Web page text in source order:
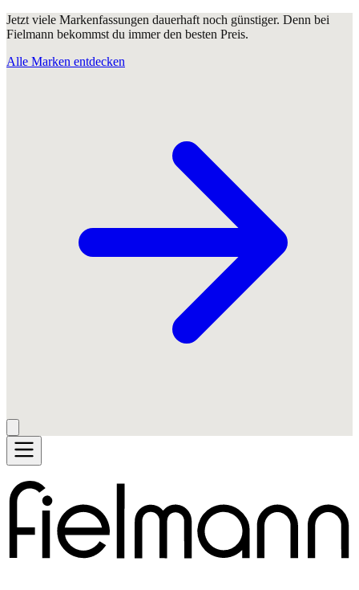
Jetzt viele Markenfassungen dauerhaft noch günstiger. Denn bei
Fielmann bekommst du immer den besten Preis.
Alle Marken entdecken